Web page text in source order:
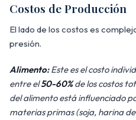
Costos de Producción
El lado de los costos es
presión.
Alimento:Este es el costo
entre el50-60%de los costos
del alimento está influenciado
materias primas (soja, harina